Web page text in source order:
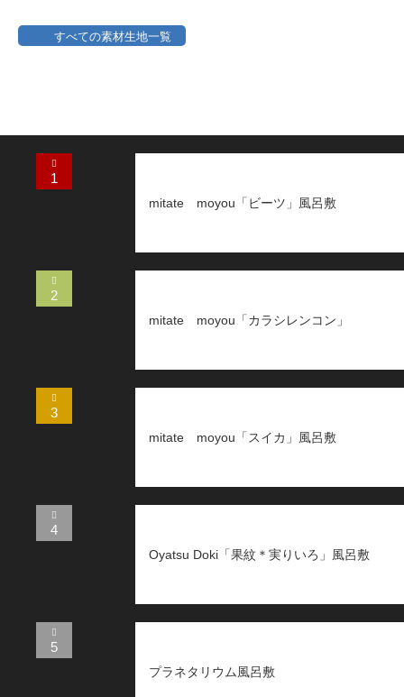
すべての素材生地一覧
1
mitate moyou「ビーツ」風呂敷
2
mitate moyou「カラシレンコン」
3
mitate moyou「スイカ」風呂敷
4
Oyatsu Doki「果紋＊実りいろ」風呂敷
5
プラネタリウム風呂敷